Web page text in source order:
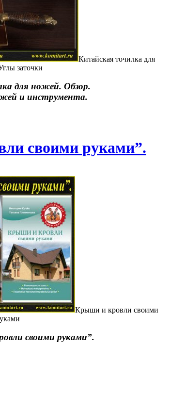
Китайская точилка для
заточки
для ножей. Обзор.
и инструмента.
своими руками”.
Крыши и кровли своими
своими руками”.